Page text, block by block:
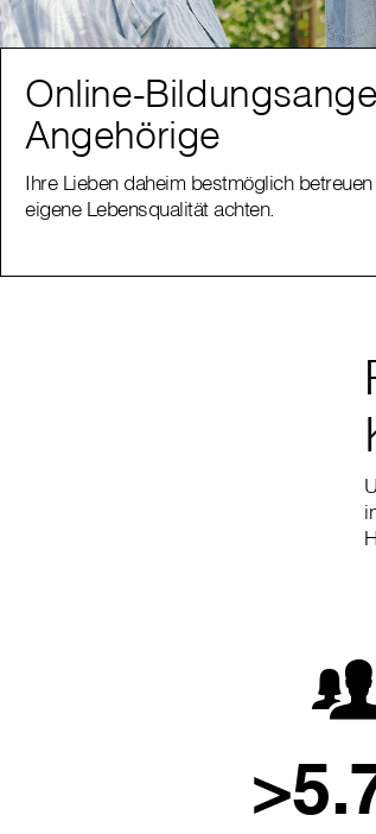
Online-
Angehörige
Ihre Lieben daheim bestmöglich
eigene Lebensqualität achten.